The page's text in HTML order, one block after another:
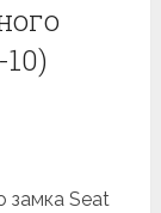
замка Seat